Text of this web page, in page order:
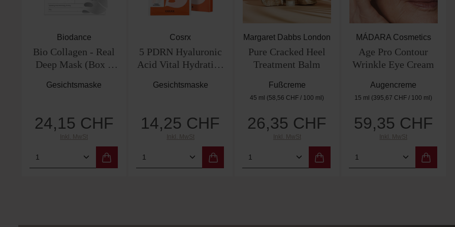
Biodance
Bio Collagen - Real
Deep Mask (Box 4
Gesichtsmaske
Regulärer Preis:
24,15 CHF
Inkl. MwSt
Produkt Anzahl: Gib den gewünschten Wert ein oder benutze die
Cosrx
5 PDRN Hyaluronic
Acid Vital Hydrating
Gesichtsmaske
Regulärer Preis:
14,25 CHF
Inkl. MwSt
Produkt Anzahl: Gib den gewünschten Wert ein oder
Margaret Dabbs London
Pure Cracked Heel
Treatment Balm
Fußcreme
45 ml (58,56 CHF / 100 ml)
Regulärer Preis:
26,35 CHF
Inkl. MwSt
Produkt Anzahl: Gib den
MÁDARA Cosmetics
Age Pro Contour
Wrinkle Eye Cream
Augencreme
15 ml (395,67 CHF / 100 ml)
Regulärer Preis:
59,35 CHF
Inkl. MwSt
Produkt Anzahl: